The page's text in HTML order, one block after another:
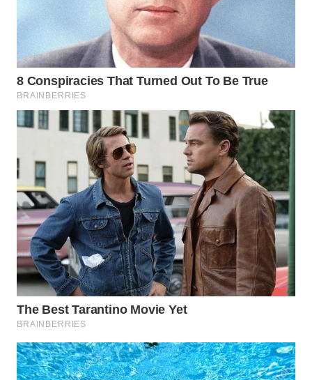
WN
WN
BORNEO
Wahana
Media
Group
WAHANA
NEWS
WAHANA
TANI
WAHANA
WAHANA